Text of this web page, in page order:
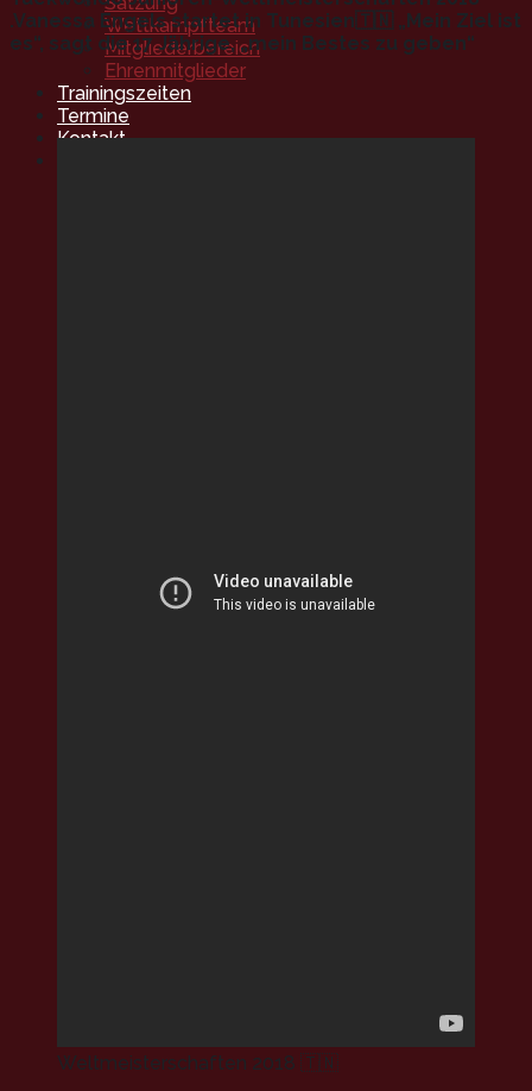
Wettkampfteam
Mitgliederbereich
Ehrenmitglieder
Trainingszeiten
Termine
Kontakt
.Vanessa Engels startet in Tunesien🇹🇳 „Mein Ziel ist
es“, sagt die 17 Jährige, „mein Bestes zu geben“
Weltmeisterschaften 2018 🇹🇳